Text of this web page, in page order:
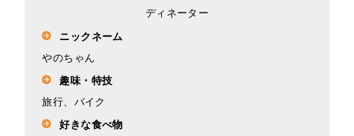
ディネーター
ニックネーム
やのちゃん
趣味・特技
旅行、バイク
好きな食べ物